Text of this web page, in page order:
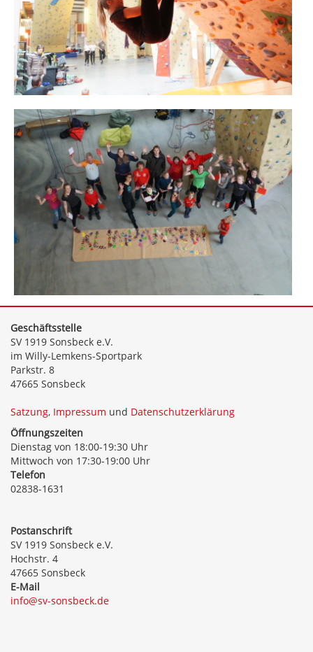
Geschäftsstelle
SV 1919 Sonsbeck e.V.
im Willy-Lemkens-Sportpark
Parkstr. 8
47665 Sonsbeck
Satzung, Impressum und Datenschutzerklärung
Öffnungszeiten
Dienstag von 18:00-19:30 Uhr
Mittwoch von 17:30-19:00 Uhr
Telefon
02838-1631
Postanschrift
SV 1919 Sonsbeck e.V.
Hochstr. 4
47665 Sonsbeck
E-Mail
info@sv-sonsbeck.de